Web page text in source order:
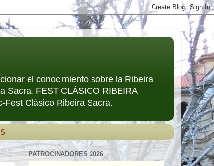
el conocimiento sobre la Ribeira
Sacra. FEST CLÁSICO RIBEIRA
Fest Clásico Ribeira Sacra.
PATROCINADORES 2026